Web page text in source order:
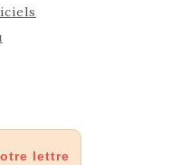
lettre